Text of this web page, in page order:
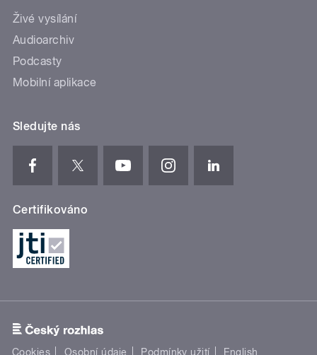
Živé vysílání
Audioarchiv
Podcasty
Mobilní aplikace
Sledujte nás
Certifikováno
Cookies Osobní údaje Podmínky užití English